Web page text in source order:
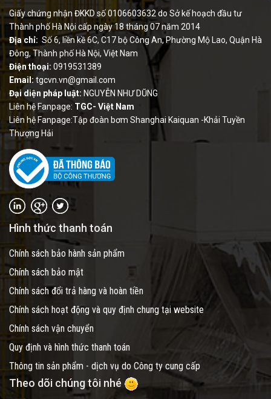
Giấy chứng nhận ĐKKD số 0106603632 do Sở kế hoạch đầu tư
Thành phố Hà Nội cấp ngày 18 tháng 07 năm 2014
Địa chỉ: Số 6, liền kề 6C, C17 bộ Công An, Phường Mộ Lao, Quận Hà
Đông, Thành phố Hà Nội, Việt Nam
Điện thoại: 0919531389
Email:tgcvn.vn@gmail.com
Đại diện pháp luật: NGUYỄN NHƯ DŨNG
Liên hệ Fanpage: TGC- Việt Nam
Liên hệ Fanpage:Tập đoàn bơm Shanghai Kaiquan -Khải Tuyền
Thượng Hải
Hình thức thanh toán
Chính sách bảo hành sản phẩm
Chính sách bảo mật
Chính sách đổi trả hàng và hoàn tiền
Chính sách hoạt động và quy định chung tại website
Chính sách vận chuyển
Quy định và hình thức thanh toán
Thông tin sản phẩm - dịch vụ do Công ty cung cấp
Theo dõi chúng tôi nhé